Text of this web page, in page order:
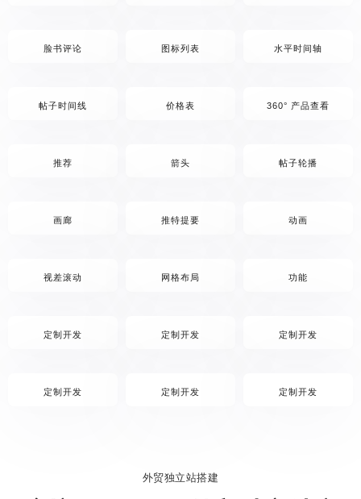
脸书评论 图标列表 水平时间轴
帖子时间线 价格表 360° 产品查看
推荐 箭头 帖子轮播
画廊 推特提要 动画
视差滚动 网格布局 功能
定制开发 定制开发 定制开发
定制开发 定制开发 定制开发
外贸独立站搭建